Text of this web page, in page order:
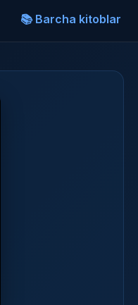
📚 Barcha kitoblar